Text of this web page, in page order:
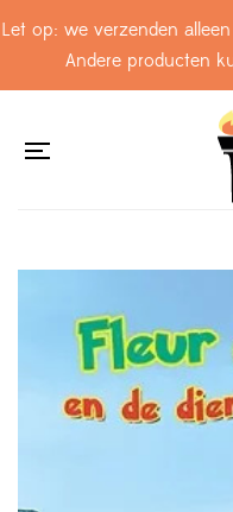
Let op: we verzenden
Andere producten